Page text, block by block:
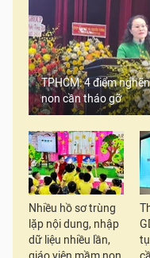
TPHCM: 4 điểm
non cần tháo gỡ
Nhiều hồ sơ trùng
lặp nội dung, nhập
dữ liệu nhiều lần,